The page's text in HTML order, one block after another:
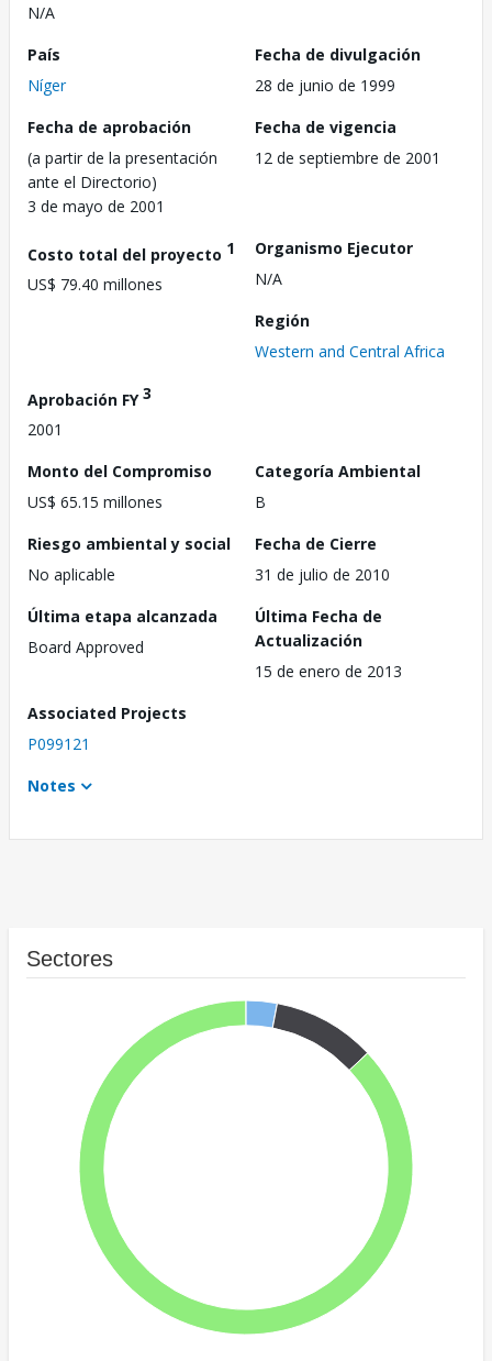
N/A
País
Níger
Fecha de divulgación
28 de junio de 1999
Fecha de aprobación
(a partir de la presentación
ante el Directorio)
3 de mayo de 2001
Fecha de vigencia
12 de septiembre de 2001
Costo total del proyecto 1
US$ 79.40 millones
Organismo Ejecutor
N/A
Región
Western and Central Africa
Aprobación FY3
2001
Monto del Compromiso
US$ 65.15 millones
Categoría Ambiental
B
Riesgo ambiental y social
No aplicable
Fecha de Cierre
31 de julio de 2010
Última etapa alcanzada
Board Approved
Última Fecha de
Actualización
15 de enero de 2013
Associated Projects
P099121
Notes
Sectores